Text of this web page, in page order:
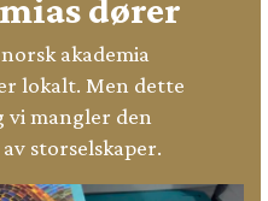
dører
akademia
lokalt. Men dette
vi mangler den
storselskaper.